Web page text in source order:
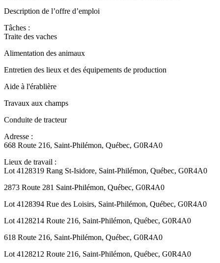
Description de l’offre d’emploi
Tâches :
Traite des vaches
Alimentation des animaux
Entretien des lieux et des équipements de production
Aide à l'érablière
Travaux aux champs
Conduite de tracteur
Adresse :
668 Route 216, Saint-Philémon, Québec, G0R4A0
Lieux de travail :
Lot 4128319 Rang St-Isidore, Saint-Philémon, Québec, G0R4A0
2873 Route 281 Saint-Philémon, Québec, G0R4A0
Lot 4128394 Rue des Loisirs, Saint-Philémon, Québec, G0R4A0
Lot 4128214 Route 216, Saint-Philémon, Québec, G0R4A0
618 Route 216, Saint-Philémon, Québec, G0R4A0
Lot 4128212 Route 216, Saint-Philémon, Québec, G0R4A0